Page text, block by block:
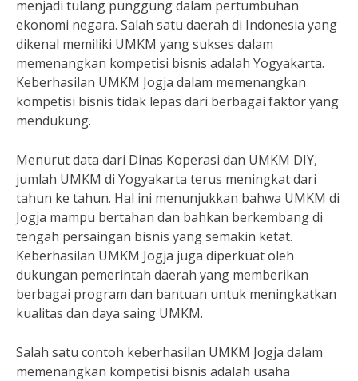
menjadi tulang punggung dalam pertumbuhan
ekonomi negara. Salah satu daerah di Indonesia yang
dikenal memiliki UMKM yang sukses dalam
memenangkan kompetisi bisnis adalah Yogyakarta.
Keberhasilan UMKM Jogja dalam memenangkan
kompetisi bisnis tidak lepas dari berbagai faktor yang
mendukung.
Menurut data dari Dinas Koperasi dan UMKM DIY,
jumlah UMKM di Yogyakarta terus meningkat dari
tahun ke tahun. Hal ini menunjukkan bahwa UMKM di
Jogja mampu bertahan dan bahkan berkembang di
tengah persaingan bisnis yang semakin ketat.
Keberhasilan UMKM Jogja juga diperkuat oleh
dukungan pemerintah daerah yang memberikan
berbagai program dan bantuan untuk meningkatkan
kualitas dan daya saing UMKM.
Salah satu contoh keberhasilan UMKM Jogja dalam
memenangkan kompetisi bisnis adalah usaha